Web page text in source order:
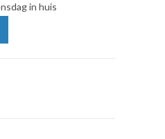
in huis